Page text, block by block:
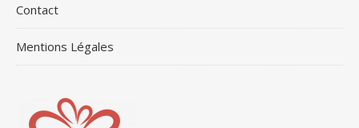
Contact
Mentions Légales